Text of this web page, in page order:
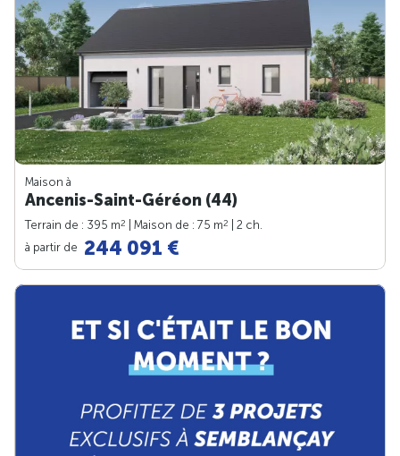
Maison à
Ancenis-Saint-Géréon (44)
Terrain de : 395 m2 | Maison de : 75 m2
| 2 ch.
à partir de 244 091 €